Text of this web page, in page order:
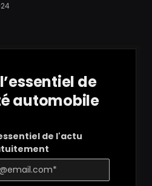
de
automobile
de l'actu